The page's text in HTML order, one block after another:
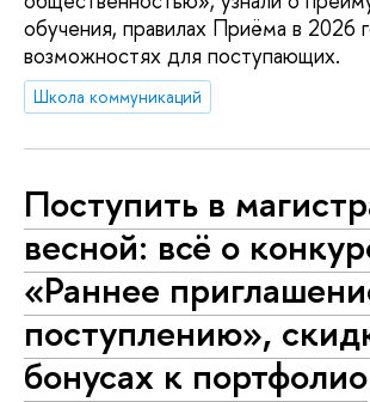
обучения, правилах Приёма в 2026
возможностях для поступающих.
Школа коммуникаций
Поступить в
весной: всё о
«Раннее
поступлению»,
бонусах к портфолио